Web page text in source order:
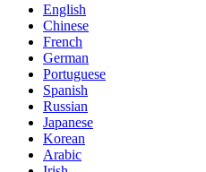
English
Chinese
French
German
Portuguese
Spanish
Russian
Japanese
Korean
Arabic